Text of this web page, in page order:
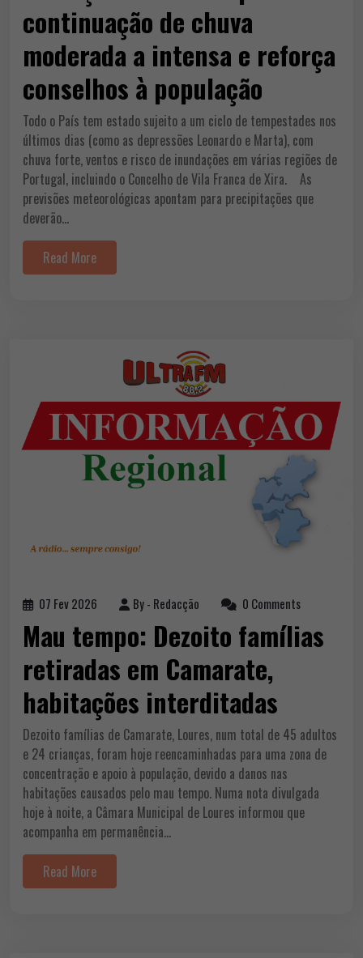
continuação de chuva
moderada a intensa e reforça
conselhos à população
Todo o País tem estado sujeito a um ciclo de tempestades nos
últimos dias (como as depressões Leonardo e Marta), com
chuva forte, ventos e risco de inundações em várias regiões de
Portugal, incluindo o Concelho de Vila Franca de Xira. As
previsões meteorológicas apontam para precipitações que
deverão…
Read More
07 Fev 2026 By - Redacção 0 Comments
Mau tempo: Dezoito famílias
retiradas em Camarate,
habitações interditadas
Dezoito famílias de Camarate, Loures, num total de 45 adultos
e 24 crianças, foram hoje reencaminhadas para uma zona de
concentração e apoio à população, devido a danos nas
habitações causados pelo mau tempo. Numa nota divulgada
hoje à noite, a Câmara Municipal de Loures informou que
acompanha em permanência…
Read More